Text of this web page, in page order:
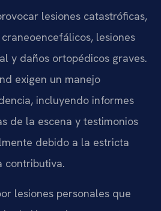
lesiones catastróficas,
lesiones
y daños ortopédicos graves.
exigen un manejo
incluyendo informes
de la escena y testimonios
debido a la estricta
contributiva.
lesiones personales que